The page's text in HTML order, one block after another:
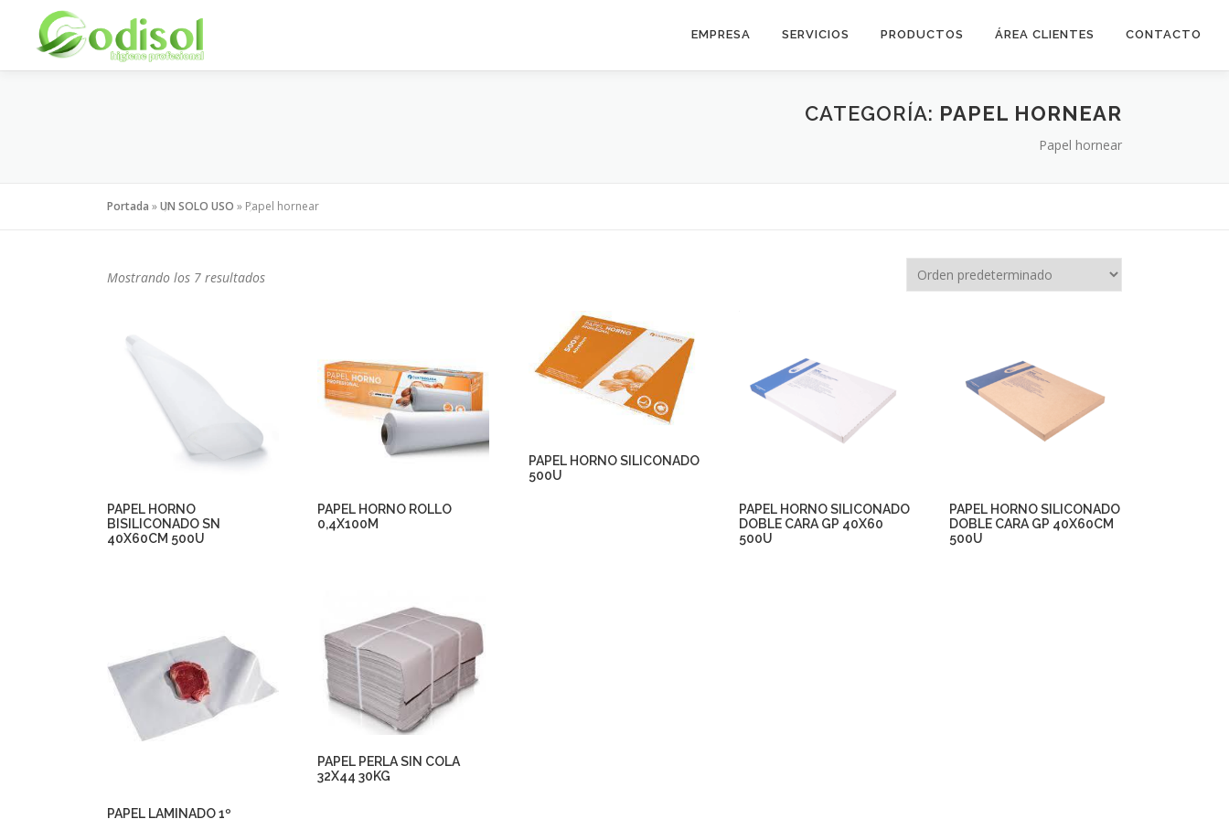
contenido
EMPRESA SERVICIOS PRODUCTOS ÁREA CLIENTES CONTACTO
CATEGORÍA: PAPEL HORNEAR
Papel hornear
Portada »UN SOLO USO » Papel hornear
Mostrando los 7 resultados
PAPEL HORNO
BISILICONADO SN
40X60CM 500U
PAPEL HORNO ROLLO
0,4X100M
PAPEL HORNO SILICONADO
500U
PAPEL HORNO SILICONADO
DOBLE CARA GP 40X60
500U
PAPEL HORNO SILICONADO
DOBLE CARA GP 40X60CM
500U
PAPEL LAMINADO 1º
PAPEL PERLA SIN COLA
32X44 30KG